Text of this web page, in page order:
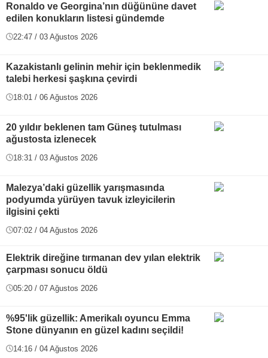
Ronaldo ve Georgina’nın düğününe davet
edilen konukların listesi gündemde
22:47 / 03 Ağustos 2026
Kazakistanlı gelinin mehir için beklenmedik
talebi herkesi şaşkına çevirdi
18:01 / 06 Ağustos 2026
20 yıldır beklenen tam Güneş tutulması
ağustosta izlenecek
18:31 / 03 Ağustos 2026
Malezya’daki güzellik yarışmasında
podyumda yürüyen tavuk izleyicilerin
ilgisini çekti
07:02 / 04 Ağustos 2026
Elektrik direğine tırmanan dev yılan elektrik
çarpması sonucu öldü
05:20 / 07 Ağustos 2026
%95'lik güzellik: Amerikalı oyuncu Emma
Stone dünyanın en güzel kadını seçildi!
14:16 / 04 Ağustos 2026